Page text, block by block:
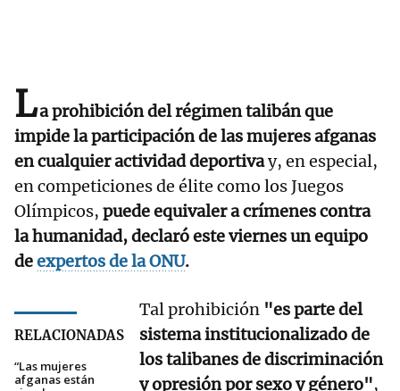
La prohibición del régimen talibán que
impide la participación de las mujeres afganas
en cualquier actividad deportivay, en especial,
en competiciones de élite como los Juegos
Olímpicos, puede equivaler a crímenes contra
la humanidad, declaró este viernes un equipo
deexpertos de la ONU.
RELACIONADAS
“Las mujeres
afganas están
Tal prohibición "es parte del
sistema institucionalizado de
los talibanes de discriminación
y opresión por sexo y género",